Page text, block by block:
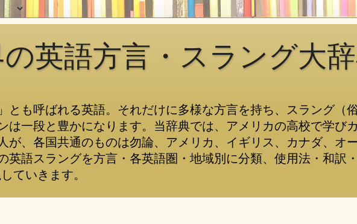
英語方言・スラング大
とも呼ばれる英語。それだけに多様な方言を持ち、スラング（
は一段と豊かになります。当辞典では、アメリカの高校で学び
が、各国共通のものは勿論、アメリカ、イギリス、カナダ、オ
英語スラングを方言・各英語圏・地域別に分類、使用法・和訳
ていきます。